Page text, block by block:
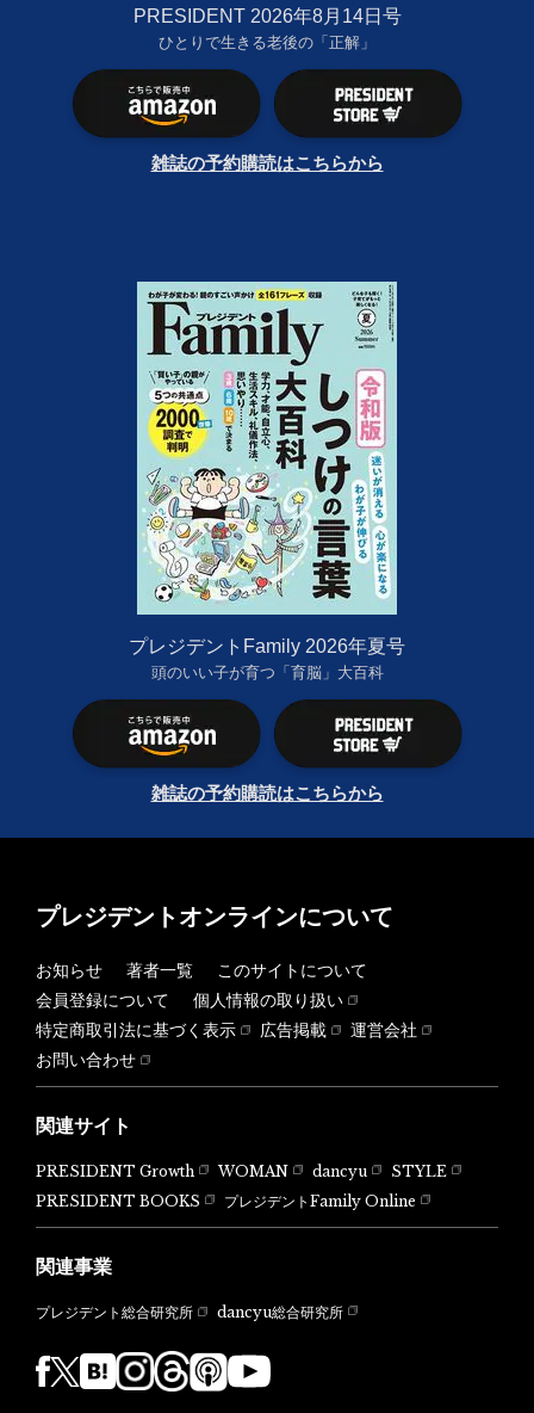
PRESIDENT 2026年8月14日号
ひとりで生きる老後の「正解」
雑誌の予約購読はこちらから
プレジデントFamily 2026年夏号
頭のいい子が育つ「育脳」大百科
雑誌の予約購読はこちらから
プレジデントオンラインについて
お知らせ 著者一覧
このサイトについて
会員登録について
個人情報の取り扱い
特定商取引法に基づく表示
広告掲載
運営会社
お問い合わせ
関連サイト
PRESIDENT Growth WOMAN dancyu
STYLE
PRESIDENT BOOKS
プレジデントFamily Online
関連事業
プレジデント総合研究所 dancyu総合研究所